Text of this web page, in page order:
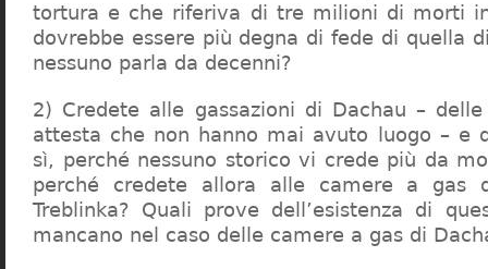
tortura e che riferiva di tre milioni di morti
dovrebbe essere più degna di fede di quella
nessuno parla da decenni?
2) Credete alle gassazioni di Dachau –
attesta che non hanno mai avuto luogo – e
sì, perché nessuno storico vi crede più da
perché credete allora alle camere a gas
Treblinka? Quali prove dell’esistenza di
mancano nel caso delle camere a gas di